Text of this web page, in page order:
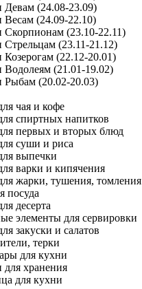
Девам (24.08-23.09)
Весам (24.09-22.10)
Скорпионам (23.10-22.11)
Стрельцам (23.11-21.12)
Козерогам (22.12-20.01)
Водолеям (21.01-19.02)
Рыбам (20.02-20.03)
чая и кофе
спиртных напитков
первых и вторых блюд
суши и риса
выпечки
варки и кипячения
жарки, тушения, томления
посуда
десерта
элементы для сервировки
закуски и салатов
терки
для кухни
для хранения
для кухни